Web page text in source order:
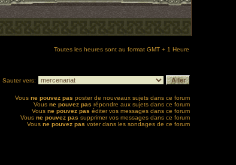
Toutes les heures sont au format GMT + 1 Heure
Sauter vers:
Vous ne pouvez pas poster de nouveaux sujets dans ce forum
Vous ne pouvez pas répondre aux sujets dans ce forum
Vous ne pouvez pas éditer vos messages dans ce forum
Vous ne pouvez pas supprimer vos messages dans ce forum
Vous ne pouvez pas voter dans les sondages de ce forum